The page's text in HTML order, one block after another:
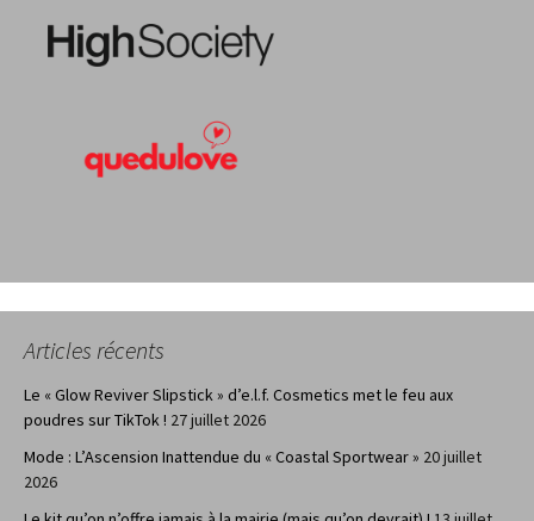
Articles récents
Le « Glow Reviver Slipstick » d’e.l.f. Cosmetics met le feu aux
poudres sur TikTok ! 27 juillet 2026
Mode : L’Ascension Inattendue du « Coastal Sportwear » 20 juillet
2026